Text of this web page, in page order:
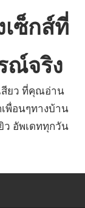
เซ็กส์ที่
ณ์จริง
สียว ที่คุณอ่าน
พื่อนๆทางบ้าน
ว อัพเดททุกวัน